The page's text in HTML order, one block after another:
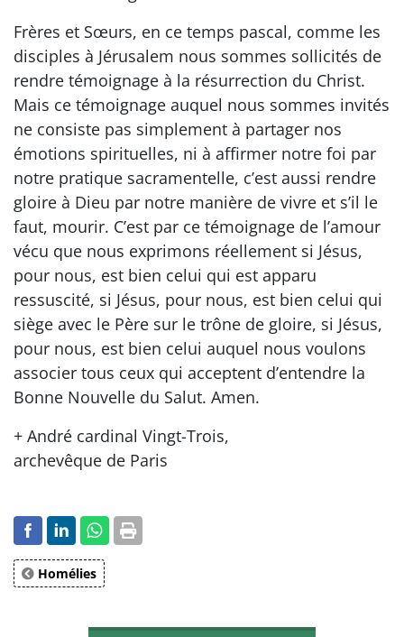
Frères et Sœurs, en ce temps pascal, comme les
disciples à Jérusalem nous sommes sollicités de
rendre témoignage à la résurrection du Christ.
Mais ce témoignage auquel nous sommes invités
ne consiste pas simplement à partager nos
émotions spirituelles, ni à affirmer notre foi par
notre pratique sacramentelle, c’est aussi rendre
gloire à Dieu par notre manière de vivre et s’il le
faut, mourir. C’est par ce témoignage de l’amour
vécu que nous exprimons réellement si Jésus,
pour nous, est bien celui qui est apparu
ressuscité, si Jésus, pour nous, est bien celui qui
siège avec le Père sur le trône de gloire, si Jésus,
pour nous, est bien celui auquel nous voulons
associer tous ceux qui acceptent d’entendre la
Bonne Nouvelle du Salut. Amen.
+ André cardinal Vingt-Trois,
archevêque de Paris
Homélies